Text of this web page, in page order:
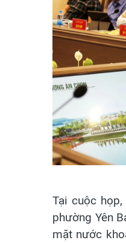
Tại cuộc
phường Yên
mặt nước